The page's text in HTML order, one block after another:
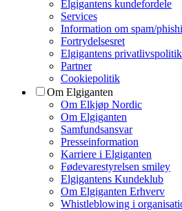
Elgigantens kundefordele
Services
Information om spam/
Fortrydelsesret
Elgigantens privatlivspolitik
Partner
Cookiepolitik
Om Elgiganten
Om Elkjøp Nordic
Om Elgiganten
Samfundsansvar
Presseinformation
Karriere i Elgiganten
Fødevarestyrelsen smiley
Elgigantens Kundeklub
Om Elgiganten Erhverv
Whistleblowing i